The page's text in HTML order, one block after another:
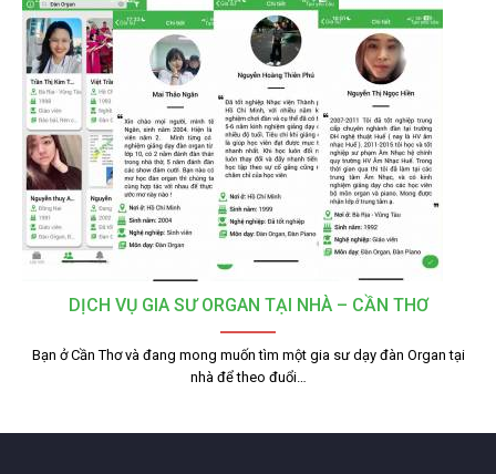
DỊCH VỤ GIA SƯ ORGAN TẠI NHÀ – CẦN THƠ
Bạn ở Cần Thơ và đang mong muốn tìm một gia sư dạy đàn Organ tại
nhà để theo đuổi…